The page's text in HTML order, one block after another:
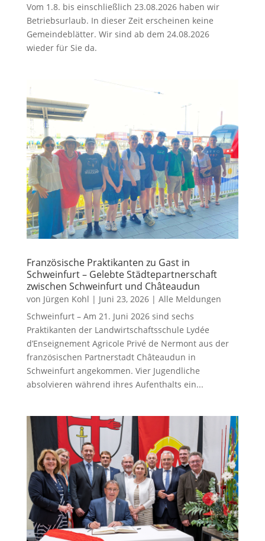
Vom 1.8. bis einschließlich 23.08.2026 haben wir
Betriebsurlaub. In dieser Zeit erscheinen keine
Gemeindeblätter. Wir sind ab dem 24.08.2026
wieder für Sie da.
Französische Praktikanten zu Gast in
Schweinfurt – Gelebte Städtepartnerschaft
zwischen Schweinfurt und Châteaudun
von Jürgen Kohl | Juni 23, 2026| Alle Meldungen
Schweinfurt – Am 21. Juni 2026 sind sechs
Praktikanten der Landwirtschaftsschule Lydée
d’Enseignement Agricole Privé de Nermont aus der
französischen Partnerstadt Châteaudun in
Schweinfurt angekommen. Vier Jugendliche
absolvieren während ihres Aufenthalts ein...